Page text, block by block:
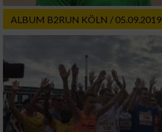
ALBUM B2RUN KÖLN / 05.09.2019